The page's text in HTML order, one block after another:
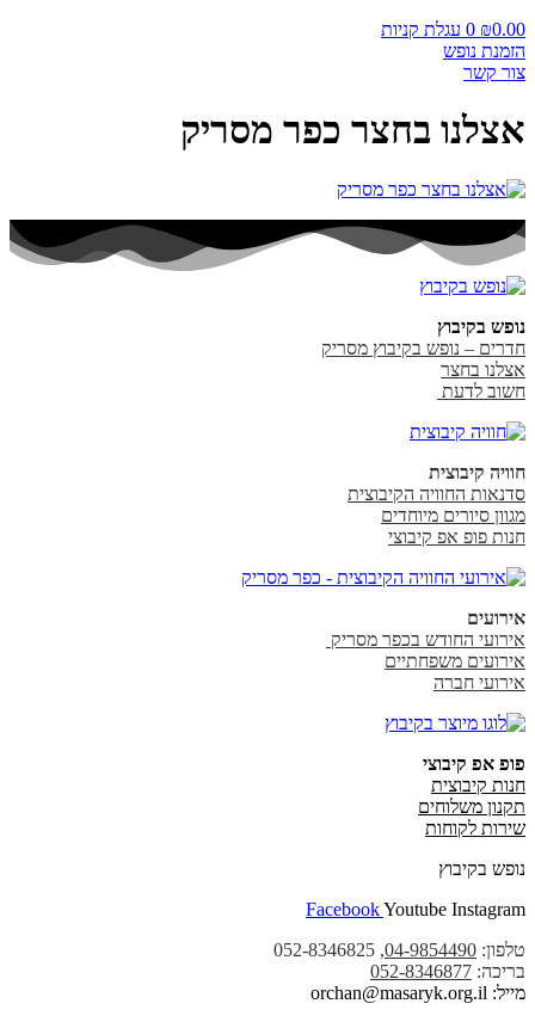
₪0.00
0 עגלת קניות
הזמנת נופש
צור קשר
אצלנו בחצר כפר מסריק
נופש בקיבוץ
חדרים – נופש בקיבוץ מסריק
אצלנו בחצר
חשוב לדעת
חוויה קיבוצית
סדנאות החוויה הקיבוצית
מגוון סיורים מיוחדים
חנות פופ אפ קיבוצי
אירועים
אירועי החודש בכפר מסריק
אירועים משפחתיים
אירועי חברה
פופ אפ קיבוצי
חנות קיבוצית
תקנון משלוחים
שירות לקוחות
נופש בקיבוץ
FacebookYoutube Instagram
טלפון: 04-9854490
, 052-8346825
בריכה: 052-8346877
מייל: orchan@masaryk.org.il